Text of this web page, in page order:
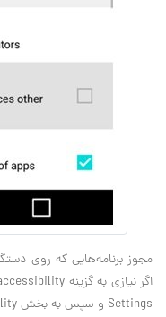
مجوز برنامه‌هایی که روی